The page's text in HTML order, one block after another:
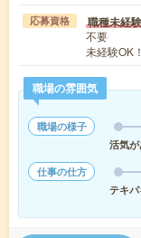
応募資格 職種未経
不要
未経験OK！
職場の雰囲気
職場の様子
活気が
仕事の仕方
テキパ